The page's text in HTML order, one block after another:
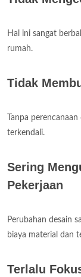
Hal ini sangat
rumah.
Tidak
Tanpa
terkendali.
Sering
Pekerjaan
Perubahan desain
biaya material dan
Terlalu